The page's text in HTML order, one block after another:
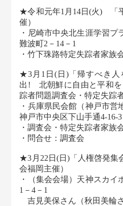
★令和元年1月14日(火) 「
催）
・尼崎市中央北生涯学習
難波町2－14－1
・竹下珠路特定失踪者家族
★3月1日(日)「帰すべき人
出! 北朝鮮に自由と平和
踪者問題調査会・特定失踪
・兵庫県民会館（神戸市営
神戸市中央区下山手通4-16-3
・調査会・特定失踪者家族
・問合せ：調査会
★3月22日(日)「人権啓発集
会福岡主催）
・（集会会場）天神スカイ
1－4－1
吉見美保さん（秋田美輪